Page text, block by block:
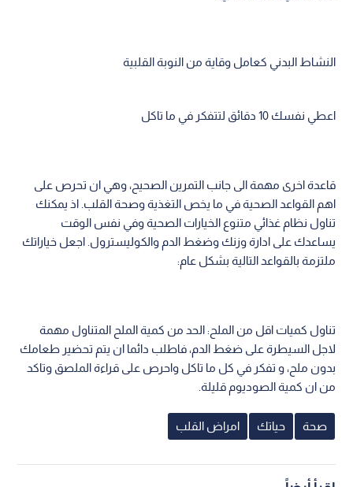
النشاط البدني كعامل وقاية من النوبة القلبية
اعطي نفسك 10 دقائق لتتفكر في ما تاكل
قاعدة اخرى مهمة الى جانب التمرين الصحيح، وهي ان تحرص على
اهم القواعد الصحية في ما يخص التغذية وصحة القلب. اذ يمكنك
تناول نظام غذائي متنوع الخيارات الصحية وفي نفس الوقت
يساعدك على ادارة وزنك وضغط الدم والكوليسترول. اجعل خياراتك
ملتزمة بالقواعد التالية بشكل عام:
تناول كميات اقل من الملح: الحد من كمية الملح المتناول مهمة
لاجل السيطرة على ضغط الدم، فاطلب دائما ان يتم تحضير طعامك
بدون ملح، و تفكر في كل ما تاكل واحرص على قراءة الملصق وتاكد
من ان كمية الصوديوم قليلة.
صحة حياتك امراض القلب